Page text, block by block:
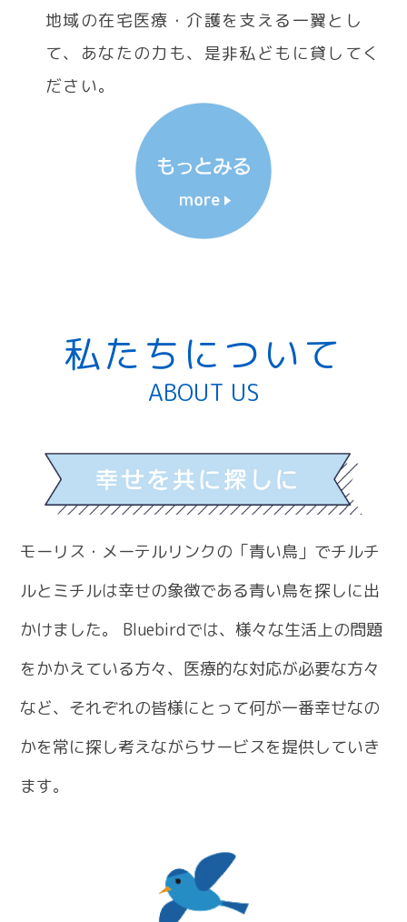
地域の在宅医療・介護を支える一翼とし
て、あなたの力も、是非私どもに貸してく
ださい。
私たちについて
ABOUT US
モーリス・メーテルリンクの「青い鳥」でチルチ
ルとミチルは幸せの象徴である青い鳥を探しに出
かけました。 Bluebirdでは、様々な生活上の問題
をかかえている方々、医療的な対応が必要な方々
など、それぞれの皆様にとって何が一番幸せなの
かを常に探し考えながらサービスを提供していき
ます。